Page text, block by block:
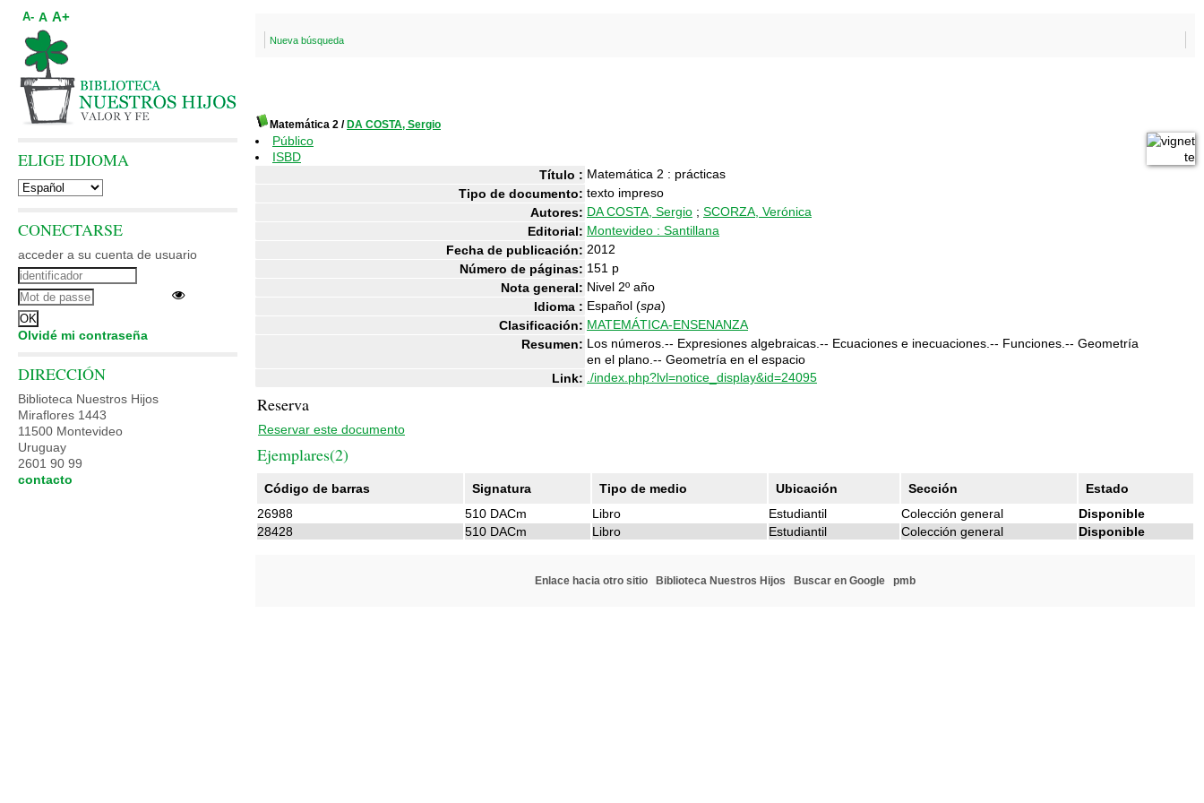
Nueva búsqueda
Matemática 2 / DA COSTA, Sergio
Público
ISBD
Título : Matemática 2 : prácticas
Tipo de documento: texto impreso
Autores: DA COSTA, Sergio ; SCORZA, Verónica
Editorial: Montevideo : Santillana
Fecha de publicación: 2012
Número de páginas: 151 p
Nota general: Nivel 2º año
Idioma : Español (spa)
Clasificación: MATEMÁTICA-ENSENANZA
Resumen: Los números.-- Expresiones algebraicas.-- Ecuaciones e inecuaciones.-- Funciones.-- Geometría
en el plano.-- Geometría en el espacio
Link: ./index.php?lvl=notice_display&id=24095
Reserva
Reservar este documento
Ejemplares(2)
Código de barras Signatura Tipo de medio Ubicación Sección
Estado
26988
510 DACm Libro Estudiantil Colección general
Disponible
28428
510 DACm Libro Estudiantil Colección general Disponible
Enlace hacia otro sitio Biblioteca Nuestros Hijos Buscar en Google pmb
A- A A+
ELIGE IDIOMA
CONECTARSE
acceder a su cuenta de usuario
Olvidé mi contraseña
DIRECCIÓN
Biblioteca Nuestros Hijos
Miraflores 1443
11500 Montevideo
Uruguay
2601 90 99
contacto